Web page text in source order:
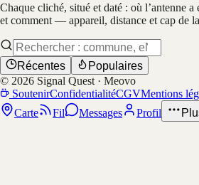
Chaque cliché, situé et daté : où l’antenne
et comment — appareil, distance et cap de
Récentes
Populaires
© 2026 Signal Quest · Meovo
SoutenirConfidentialitéCGVMentions
Carte
Fil Messages Profil